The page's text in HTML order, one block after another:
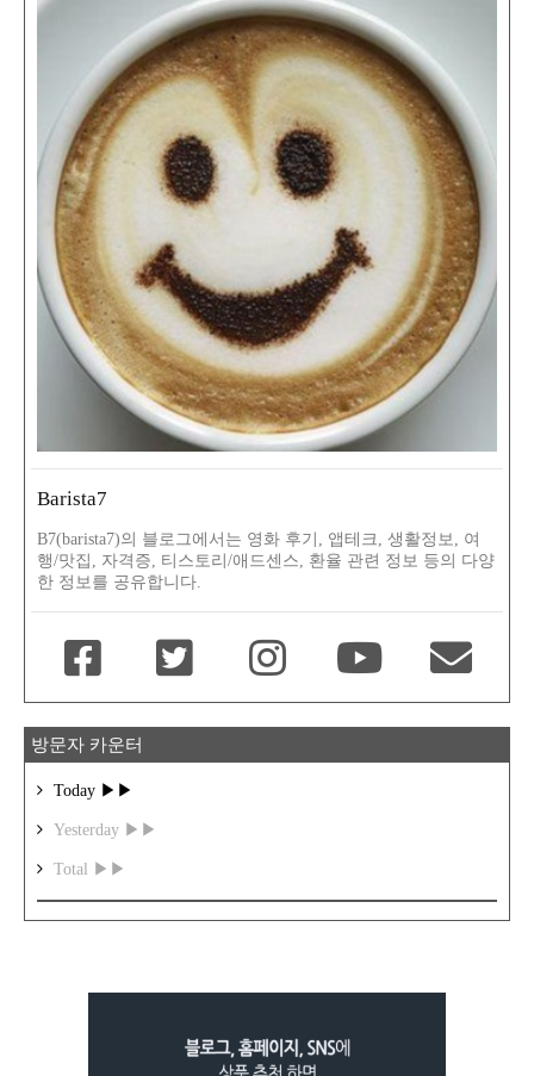
Barista7
B7(barista7)의 블로그에서는 영화 후기, 앱테크, 생활정보, 여
행/맛집, 자격증, 티스토리/애드센스, 환율 관련 정보 등의 다양
한 정보를 공유합니다.
방문자 카운터
Today ▶▶
Yesterday ▶▶
Total ▶▶